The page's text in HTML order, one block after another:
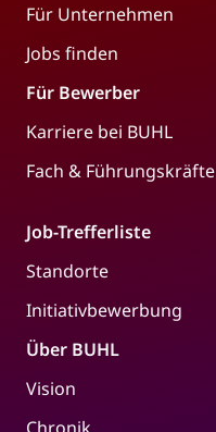
Für Unternehmen
Jobs finden
Für Bewerber
Karriere bei BUHL
Fach & Führungskräfte
Job-Trefferliste
Standorte
Initiativbewerbung
Über BUHL
Vision